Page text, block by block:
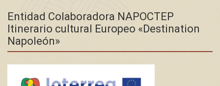
Entidad Colaboradora NAPOCTEP
Itinerario cultural Europeo «Destination
Napoleón»